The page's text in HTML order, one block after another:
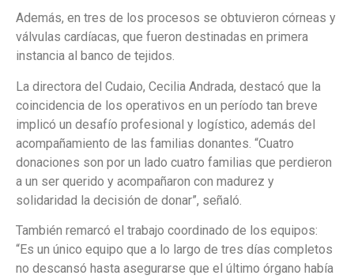
Además, en tres de los procesos se obtuvieron córneas y
válvulas cardíacas, que fueron destinadas en primera
instancia al banco de tejidos.
La directora del Cudaio, Cecilia Andrada, destacó que la
coincidencia de los operativos en un período tan breve
implicó un desafío profesional y logístico, además del
acompañamiento de las familias donantes. “Cuatro
donaciones son por un lado cuatro familias que perdieron
a un ser querido y acompañaron con madurez y
solidaridad la decisión de donar”, señaló.
También remarcó el trabajo coordinado de los equipos:
“Es un único equipo que a lo largo de tres días completos
no descansó hasta asegurarse que el último órgano había